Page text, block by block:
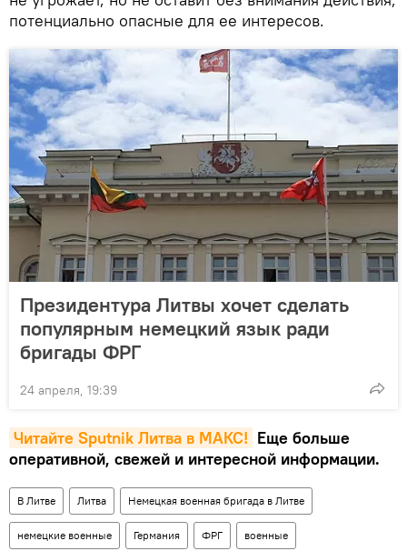
потенциально опасные для ее интересов.
Президентура Литвы хочет сделать
популярным немецкий язык ради
бригады ФРГ
24 апреля, 19:39
Читайте Sputnik Литва в MAКС! Еще больше
оперативной, свежей и интересной информации.
В Литве Литва Немецкая военная бригада в Литве
немецкие военные Германия ФРГ военные